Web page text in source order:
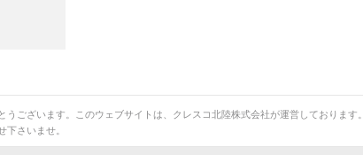
ございます。このウェブサイトは、クレスコ北陸株式会社が運営しております。
下さいませ。